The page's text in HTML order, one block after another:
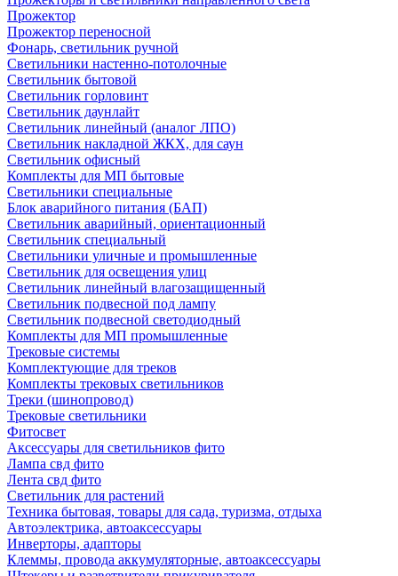
Прожектор
Прожектор переносной
Фонарь, светильник ручной
Светильники настенно-потолочные
Светильник бытовой
Светильник горловинт
Светильник даунлайт
Светильник линейный (аналог ЛПО)
Светильник накладной ЖКХ, для саун
Светильник офисный
Комплекты для МП бытовые
Светильники специальные
Блок аварийного питания (БАП)
Светильник аварийный, ориентационный
Светильник специальный
Светильники уличные и промышленные
Светильник для освещения улиц
Светильник линейный влагозащищенный
Светильник подвесной под лампу
Светильник подвесной светодиодный
Комплекты для МП промышленные
Трековые системы
Комплектующие для треков
Комплекты трековых светильников
Треки (шинопровод)
Трековые светильники
Фитосвет
Аксессуары для светильников фито
Лампа свд фито
Лента свд фито
Светильник для растений
Техника бытовая, товары для сада, туризма, отдыха
Автоэлектрика, автоаксессуары
Инверторы, адапторы
Клеммы, провода аккумуляторные, автоаксессуары